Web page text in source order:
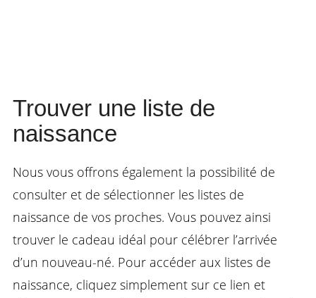
Trouver une liste de
naissance
Nous vous offrons également la possibilité de
consulter et de sélectionner les listes de
naissance de vos proches. Vous pouvez ainsi
trouver le cadeau idéal pour célébrer l’arrivée
d’un nouveau-né. Pour accéder aux listes de
naissance, cliquez simplement sur ce lien et